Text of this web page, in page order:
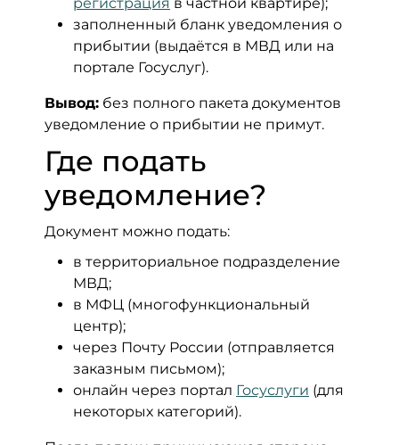
заполненный бланк уведомления о
прибытии (выдаётся в МВД или на
портале Госуслуг).
Вывод: без полного пакета документов
уведомление о прибытии не примут.
Где подать
уведомление?
Документ можно подать:
в территориальное подразделение
МВД;
в МФЦ (многофункциональный
центр);
через Почту России (отправляется
заказным письмом);
онлайн через портал Госуслуги (для
некоторых категорий).